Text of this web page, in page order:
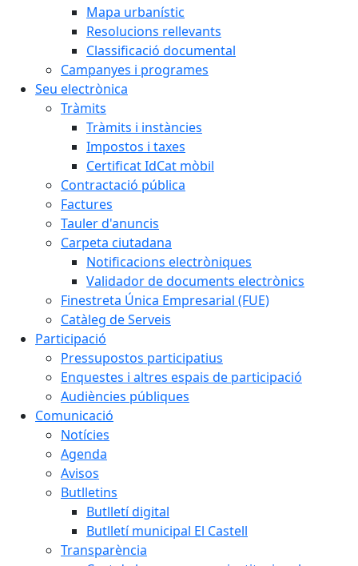
Mapa urbanístic
Resolucions rellevants
Classificació documental
Campanyes i programes
Seu electrònica
Tràmits
Tràmits i instàncies
Impostos i taxes
Certificat IdCat mòbil
Contractació pública
Factures
Tauler d'anuncis
Carpeta ciutadana
Notificacions electròniques
Validador de documents electrònics
Finestreta Única Empresarial (FUE)
Catàleg de Serveis
Participació
Pressupostos participatius
Enquestes i altres espais de participació
Audiències públiques
Comunicació
Notícies
Agenda
Avisos
Butlletins
Butlletí digital
Butlletí municipal El Castell
Transparència